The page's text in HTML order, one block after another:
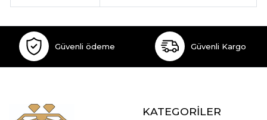
Güvenli ödeme Güvenli Kargo
KATEGORİLER